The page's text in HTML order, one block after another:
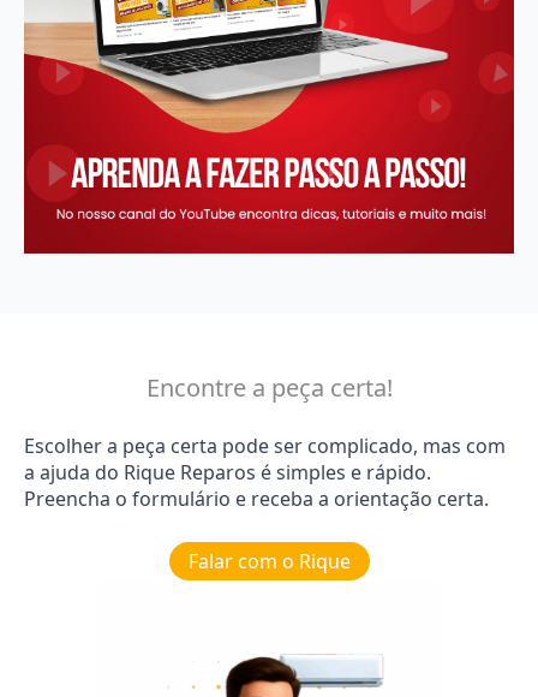
Encontre a peça certa!
Escolher a peça certa pode ser complicado, mas com
a ajuda do Rique Reparos é simples e rápido.
Preencha o formulário e receba a orientação certa.
Falar com o Rique